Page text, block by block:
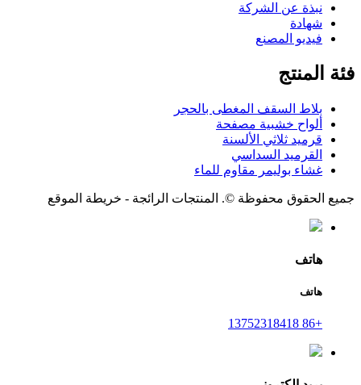
نبذة عن الشركة
شهادة
فيديو المصنع
فئة المنتج
بلاط السقف المغطى بالحجر
ألواح خشبية مصفحة
قرميد ثلاثي الألسنة
القرميد السداسي
غشاء بوليمر مقاوم للماء
جميع الحقوق محفوظة ©. المنتجات الرائجة - خريطة الموقع
هاتف
هاتف
+86 13752318418